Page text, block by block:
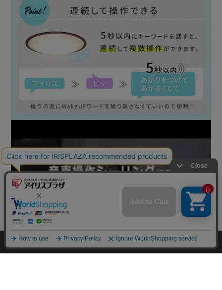
在庫切れ mail_outline入荷したらメールでお知らせ
HOME 探す ログイン お気に入り お知らせ